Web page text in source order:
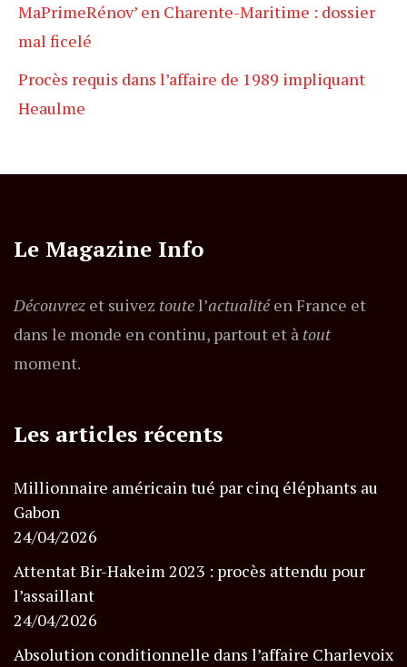
MaPrimeRénov’ en Charente-Maritime : dossier
mal ficelé
Procès requis dans l’affaire de 1989 impliquant
Heaulme
Le Magazine Info
Découvrez et suivez toutel’actualitéen France et
dans le monde en continu, partout et à tout
moment.
Les articles récents
Millionnaire américain tué par cinq éléphants au
Gabon
24/04/2026
Attentat Bir-Hakeim 2023 : procès attendu pour
l’assaillant
24/04/2026
Absolution conditionnelle dans l’affaire Charlevoix